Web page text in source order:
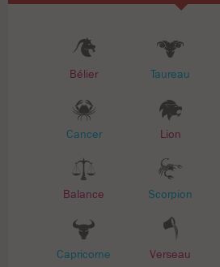
Bélier Taureau
Cancer Lion
Balance Scorpion
Capricorne Verseau